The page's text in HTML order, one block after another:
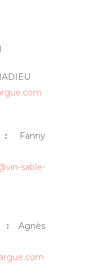
:
Fanny
sable-
: Agnès